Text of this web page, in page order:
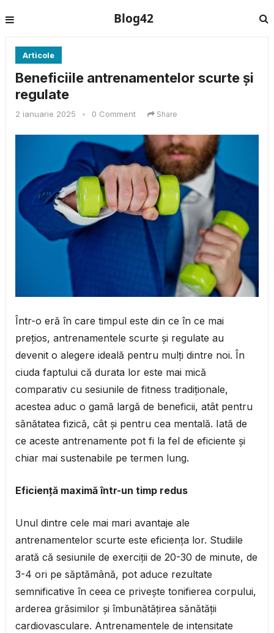
Blog42
Articole
Beneficiile antrenamentelor scurte și
regulate
2 ianuarie 2025 • 0 Comment Share
Într-o eră în care timpul este din ce în ce mai
prețios, antrenamentele scurte și regulate au
devenit o alegere ideală pentru mulți dintre noi. În
ciuda faptului că durata lor este mai mică
comparativ cu sesiunile de fitness tradiționale,
acestea aduc o gamă largă de beneficii, atât pentru
sănătatea fizică, cât și pentru cea mentală. Iată de
ce aceste antrenamente pot fi la fel de eficiente și
chiar mai sustenabile pe termen lung.
Eficiență maximă într-un timp redus
Unul dintre cele mai mari avantaje ale
antrenamentelor scurte este eficiența lor. Studiile
arată că sesiunile de exerciții de 20-30 de minute, de
3-4 ori pe săptămână, pot aduce rezultate
semnificative în ceea ce privește tonifierea corpului,
arderea grăsimilor și îmbunătățirea sănătății
cardiovasculare. Antrenamentele de intensitate